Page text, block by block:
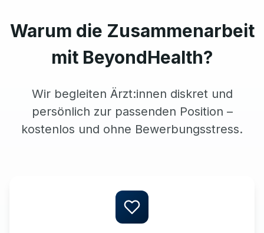
Warum die Zusammenarbeit
mit BeyondHealth?
Wir begleiten Ärzt:innen diskret und
persönlich zur passenden Position –
kostenlos und ohne Bewerbungsstress.